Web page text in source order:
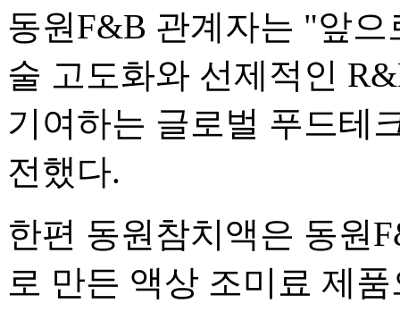
동원F&B 관계자는 "앞
술 고도화와 선제적인
기여하는 글로벌 푸드테
전했다.
한편 동원참치액은 동원
로 만든 액상 조미료 제